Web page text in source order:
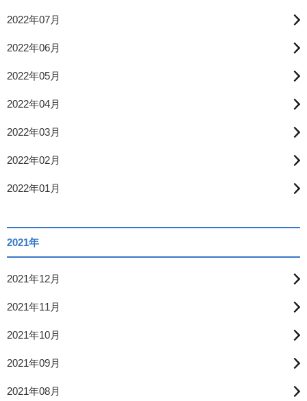
2022年07月
2022年06月
2022年05月
2022年04月
2022年03月
2022年02月
2022年01月
2021年
2021年12月
2021年11月
2021年10月
2021年09月
2021年08月